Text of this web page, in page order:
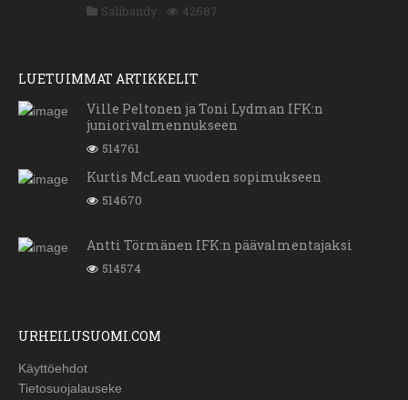
Salibandy 42687
LUETUIMMAT ARTIKKELIT
Ville Peltonen ja Toni Lydman IFK:n
juniorivalmennukseen
514761
Kurtis McLean vuoden sopimukseen
514670
Antti Törmänen IFK:n päävalmentajaksi
514574
URHEILUSUOMI.COM
Käyttöehdot
Tietosuojalauseke